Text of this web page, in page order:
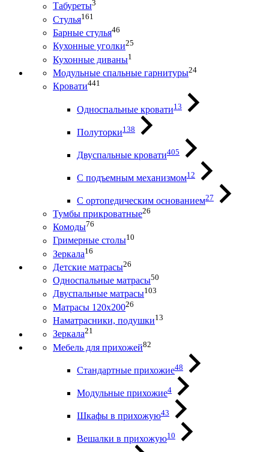
Табуреты3
Стулья161
Барные стулья46
Кухонные уголки25
Кухонные диваны1
Модульные спальные гарнитуры24
Кровати441
Односпальные кровати13
Полуторки138
Двуспальные кровати405
С подъемным механизмом12
С ортопедическим основанием27
Тумбы прикроватные26
Комоды76
Гримерные столы10
Зеркала16
Детские матрасы26
Односпальные матрасы50
Двуспальные матрасы103
Матрасы 120х20026
Наматрасники, подушки13
Зеркала21
Мебель для прихожей82
Стандартные прихожие48
Модульные прихожие4
Шкафы в прихожую43
Вешалки в прихожую10